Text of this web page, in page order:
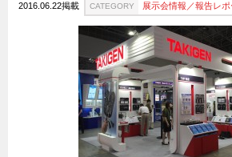
2016.06.22掲載 CATEGORY 展示会情報／報告レポ